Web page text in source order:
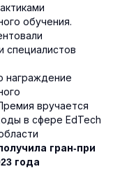
обучения.
специалистов
награждение
вручается
в сфере EdTech
гран-при
года